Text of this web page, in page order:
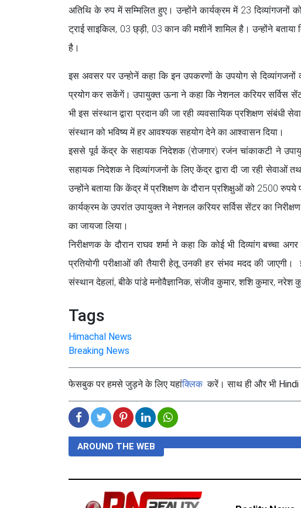
अतिथि के रुप में सम्मिलित हुए। उन्होंने कार्यक्रम में 23 दिव्यांगजनों
ट्राई साइकिल, 03 छ्ड़ी, 03 कान की मशीनें शामिल है। उन्होंने
है।
इस अवसर पर उन्होनें कहा कि इन उपकरणों के उपयोग से
प्रयोग कर सकेंगें। उपायुक्त ऊना ने कहा कि नेशनल करियर सर्विस
भी इस संस्थान द्वारा प्रदान की जा रही व्यवसायिक प्रशिक्षण संबंधी
संस्थान को भविष्य में हर आवश्यक सहयोग देने का आश्वासन दिया।
इससे पूर्व केंद्र के सहायक निदेशक (रोजगार) रजंन चांकाकटी ने
सहायक निदेशक ने दिव्यांगजनों के लिए केंद्र द्वारा दी जा रही सेवाओं
उन्होंने बताया कि केंद्र में प्रशिक्षण के दौरान प्रशिक्षुओं को 2500 रुपये
कार्यक्रम के उपरांत उपायुक्त ने नेशनल करियर सर्विस सेंटर का
का जायजा लिया।
निरीक्षणक के दौरान राघव शर्मा ने कहा कि कोई भी दिव्यांग बच्चा
प्रतियोगी परीक्षाओं की तैयारी हेतू उनकी हर संभव मदद की
संस्थान देहलां, बीके पांडे मनोवैज्ञानिक, संजीव कुमार, शशि कुमार, नरेश
Tags
Himachal News
Breaking News
फेसबुक पर हमसे जुड़ने के लिए यहांक्लिककरें। साथ ही और भी Hindi
AROUND THE WEB